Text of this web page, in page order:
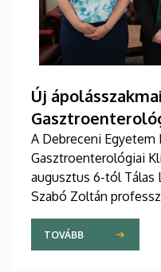
Új
A Debreceni
Gasztroenterológiai
augusztus 6-tól Tálas
Szabó Zoltán
elnöke, valamint
szakdolgozói
ünnepélyes keretek
TOVÁBB